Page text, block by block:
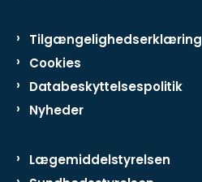
Tilgængelighedserklæring
Cookies
Databeskyttelsespolitik
Nyheder
Lægemiddelstyrelsen